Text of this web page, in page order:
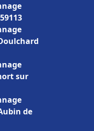
sur
de